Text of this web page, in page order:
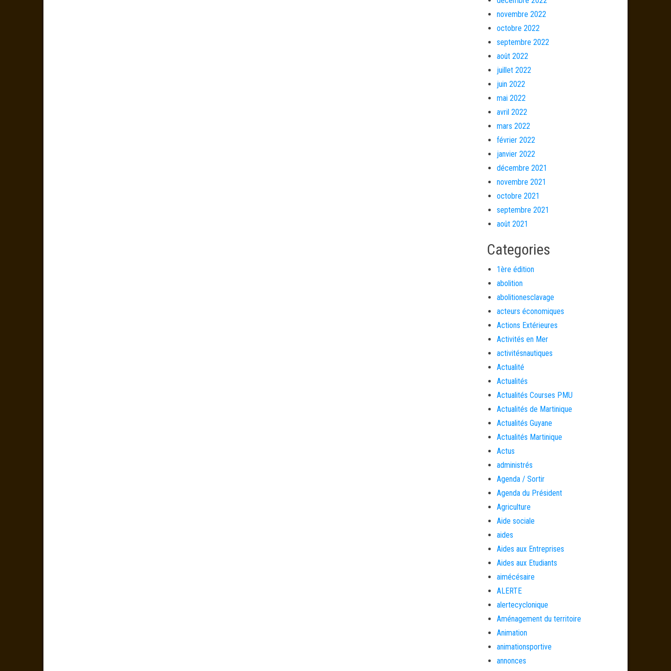
novembre 2022
octobre 2022
septembre 2022
août 2022
juillet 2022
juin 2022
mai 2022
avril 2022
mars 2022
février 2022
janvier 2022
décembre 2021
novembre 2021
octobre 2021
septembre 2021
août 2021
Categories
1ère édition
abolition
abolitionesclavage
acteurs économiques
Actions Extérieures
Activités en Mer
activitésnautiques
Actualité
Actualités
Actualités Courses PMU
Actualités de Martinique
Actualités Guyane
Actualités Martinique
Actus
administrés
Agenda / Sortir
Agenda du Président
Agriculture
Aide sociale
aides
Aides aux Entreprises
Aides aux Etudiants
aimécésaire
ALERTE
alertecyclonique
Aménagement du territoire
Animation
animationsportive
annonces